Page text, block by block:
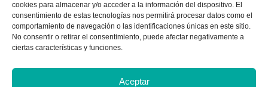
cookies para almacenar y/o acceder a la información del dispositivo. El
consentimiento de estas tecnologías nos permitirá procesar datos como el
comportamiento de navegación o las identificaciones únicas en este sitio.
No consentir o retirar el consentimiento, puede afectar negativamente a
ciertas características y funciones.
Aceptar
Política de privacidad